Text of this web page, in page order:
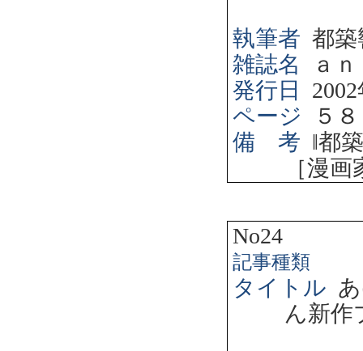
執筆者 都
雑誌名
ａ
発行日
2002
ページ
５
備 考 ‖都
［漫
No24
記事種類
タイトル
ん新作